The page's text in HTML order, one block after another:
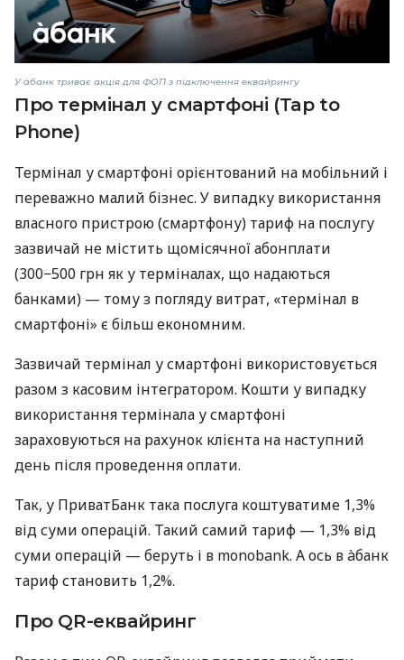
У àбанк триває акція для ФОП з підключення еквайрингу
Про термінал у смартфоні (Tap to
Phone)
Термінал у смартфоні орієнтований на мобільний і
переважно малий бізнес. У випадку використання
власного пристрою (смартфону) тариф на послугу
зазвичай не містить щомісячної абонплати
(300−500 грн як у терміналах, що надаються
банками) — тому з погляду витрат, «термінал в
смартфоні» є більш економним.
Зазвичай термінал у смартфоні використовується
разом з касовим інтегратором. Кошти у випадку
використання термінала у смартфоні
зараховуються на рахунок клієнта на наступний
день після проведення оплати.
Так, у ПриватБанк така послуга коштуватиме 1,3%
від суми операцій. Такий самий тариф — 1,3% від
суми операцій — беруть і в monobank. А ось в àбанк
тариф становить 1,2%.
Про QR-еквайринг